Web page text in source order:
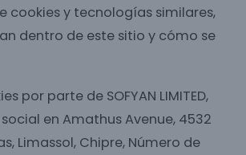
cookies y tecnologías similares,
dentro de este sitio y cómo se
por parte de SOFYAN LIMITED,
en Amathus Avenue, 4532
Limassol, Chipre, Número de